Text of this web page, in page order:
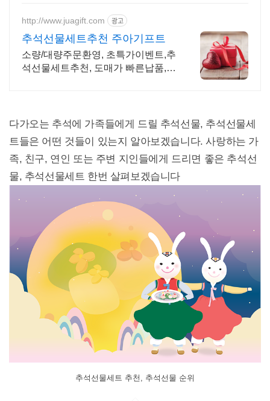
http://www.juagift.com 광고
추석선물세트추천 주아기프트
소량/대량주문환영, 초특가이벤트,추
석선물세트추천, 도매가 빠른납품,
다가오는 추석에 가족들에게 드릴 추석선물, 추석선물세
트들은 어떤 것들이 있는지 알아보겠습니다. 사랑하는 가
족, 친구, 연인 또는 주변 지인들에게 드리면 좋은 추석선
물, 추석선물세트 한번 살펴보겠습니다
추석선물세트 추천, 추석선물 순위